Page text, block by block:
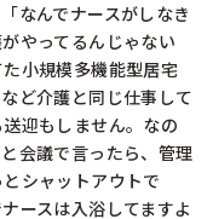
なんでナースがしなき
やってるんじゃない
小規模多機能型居宅
ど介護と同じ仕事して
迎もしません。なの
会議で言ったら、管理
シャットアウトで
ースは入浴してますよ